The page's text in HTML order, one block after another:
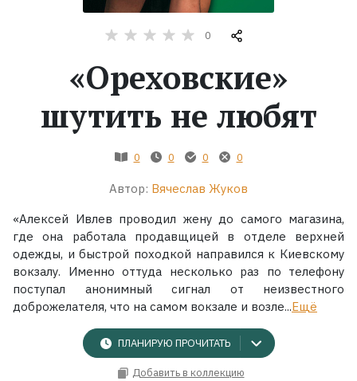
Экранизации
0
«Ореховские»
шутить не любят
0 0 0 0
Автор: Вячеслав Жуков
«Алексей Ивлев проводил жену до самого магазина,
где она работала продавщицей в отделе верхней
одежды, и быстрой походкой направился к Киевскому
вокзалу. Именно оттуда несколько раз по телефону
поступал анонимный сигнал от неизвестного
доброжелателя, что на самом вокзале и возле...Ещё
ПЛАНИРУЮ ПРОЧИТАТЬ
Добавить в коллекцию